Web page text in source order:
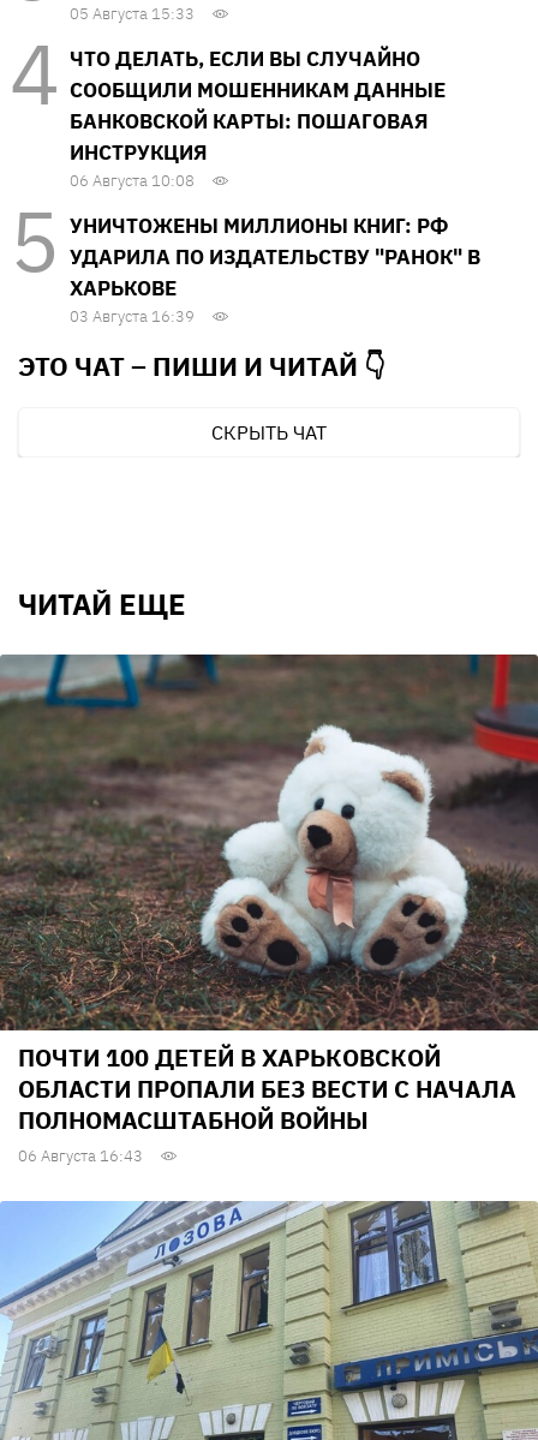
05 Августа 15:33
ЧТО ДЕЛАТЬ, ЕСЛИ ВЫ СЛУЧАЙНО
СООБЩИЛИ МОШЕННИКАМ ДАННЫЕ
БАНКОВСКОЙ КАРТЫ: ПОШАГОВАЯ
ИНСТРУКЦИЯ
06 Августа 10:08
УНИЧТОЖЕНЫ МИЛЛИОНЫ КНИГ: РФ
УДАРИЛА ПО ИЗДАТЕЛЬСТВУ "РАНОК" В
ХАРЬКОВЕ
03 Августа 16:39
ЭТО ЧАТ – ПИШИ И ЧИТАЙ 👇
СКРЫТЬ ЧАТ
ЧИТАЙ ЕЩЕ
ПОЧТИ 100 ДЕТЕЙ В ХАРЬКОВСКОЙ
ОБЛАСТИ ПРОПАЛИ БЕЗ ВЕСТИ С НАЧАЛА
ПОЛНОМАСШТАБНОЙ ВОЙНЫ
06 Августа 16:43